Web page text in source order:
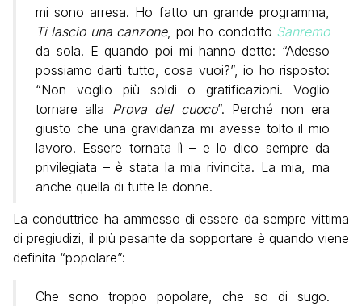
mi sono arresa. Ho fatto un grande programma,
Ti lascio una canzone, poi ho condotto Sanremo
da sola. E quando poi mi hanno detto: “Adesso
possiamo darti tutto, cosa vuoi?”, io ho risposto:
“Non voglio più soldi o gratificazioni. Voglio
tornare alla
Prova del cuoco”. Perché non era
giusto che una gravidanza mi avesse tolto il mio
lavoro. Essere tornata lì – e lo dico sempre da
privilegiata – è stata la mia rivincita. La mia, ma
anche quella di tutte le donne.
La conduttrice ha ammesso di essere da sempre vittima
di pregiudizi, il più pesante da sopportare è quando viene
definita “popolare”:
Che sono troppo popolare, che so di sugo.